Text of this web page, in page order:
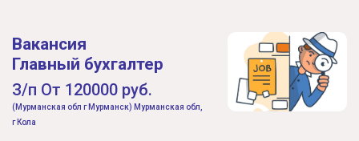
Вакансия
Главный бухгалтер
З/п От 120000 руб.
(Мурманская обл г Мурманск) Мурманская обл,
г Кола